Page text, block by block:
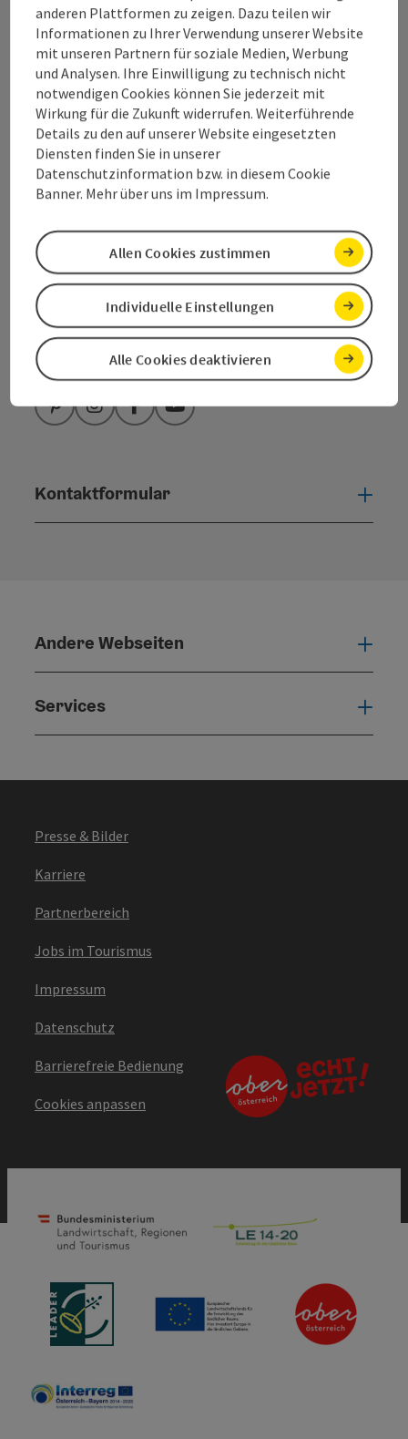
Kontakt
Salzkammergut Tourismus - Destination
Attersee-Attergau
Attergaustraße 55
4880 St. Georgen
+43 6132 26909-200
attersee@salzkammergut.at
PinterestInstagramFacebookYouTube
Kontaktformular
Andere Webseiten
Services
Presse & Bilder
Karriere
Partnerbereich
Jobs im Tourismus
Impressum
Datenschutz
Barrierefreie Bedienung
Cookies anpassen
anderen Plattformen zu zeigen. Dazu teilen wir
Informationen zu Ihrer Verwendung unserer Website
mit unseren Partnern für soziale Medien, Werbung
und Analysen. Ihre Einwilligung zu technisch nicht
notwendigen Cookies können Sie jederzeit mit
Wirkung für die Zukunft widerrufen. Weiterführende
Details zu den auf unserer Website eingesetzten
Diensten finden Sie in unserer
Datenschutzinformation bzw. in diesem Cookie
Banner. Mehr über uns im Impressum.
Alle Cookies deaktivieren
Individuelle Einstellungen
Allen Cookies zustimmen